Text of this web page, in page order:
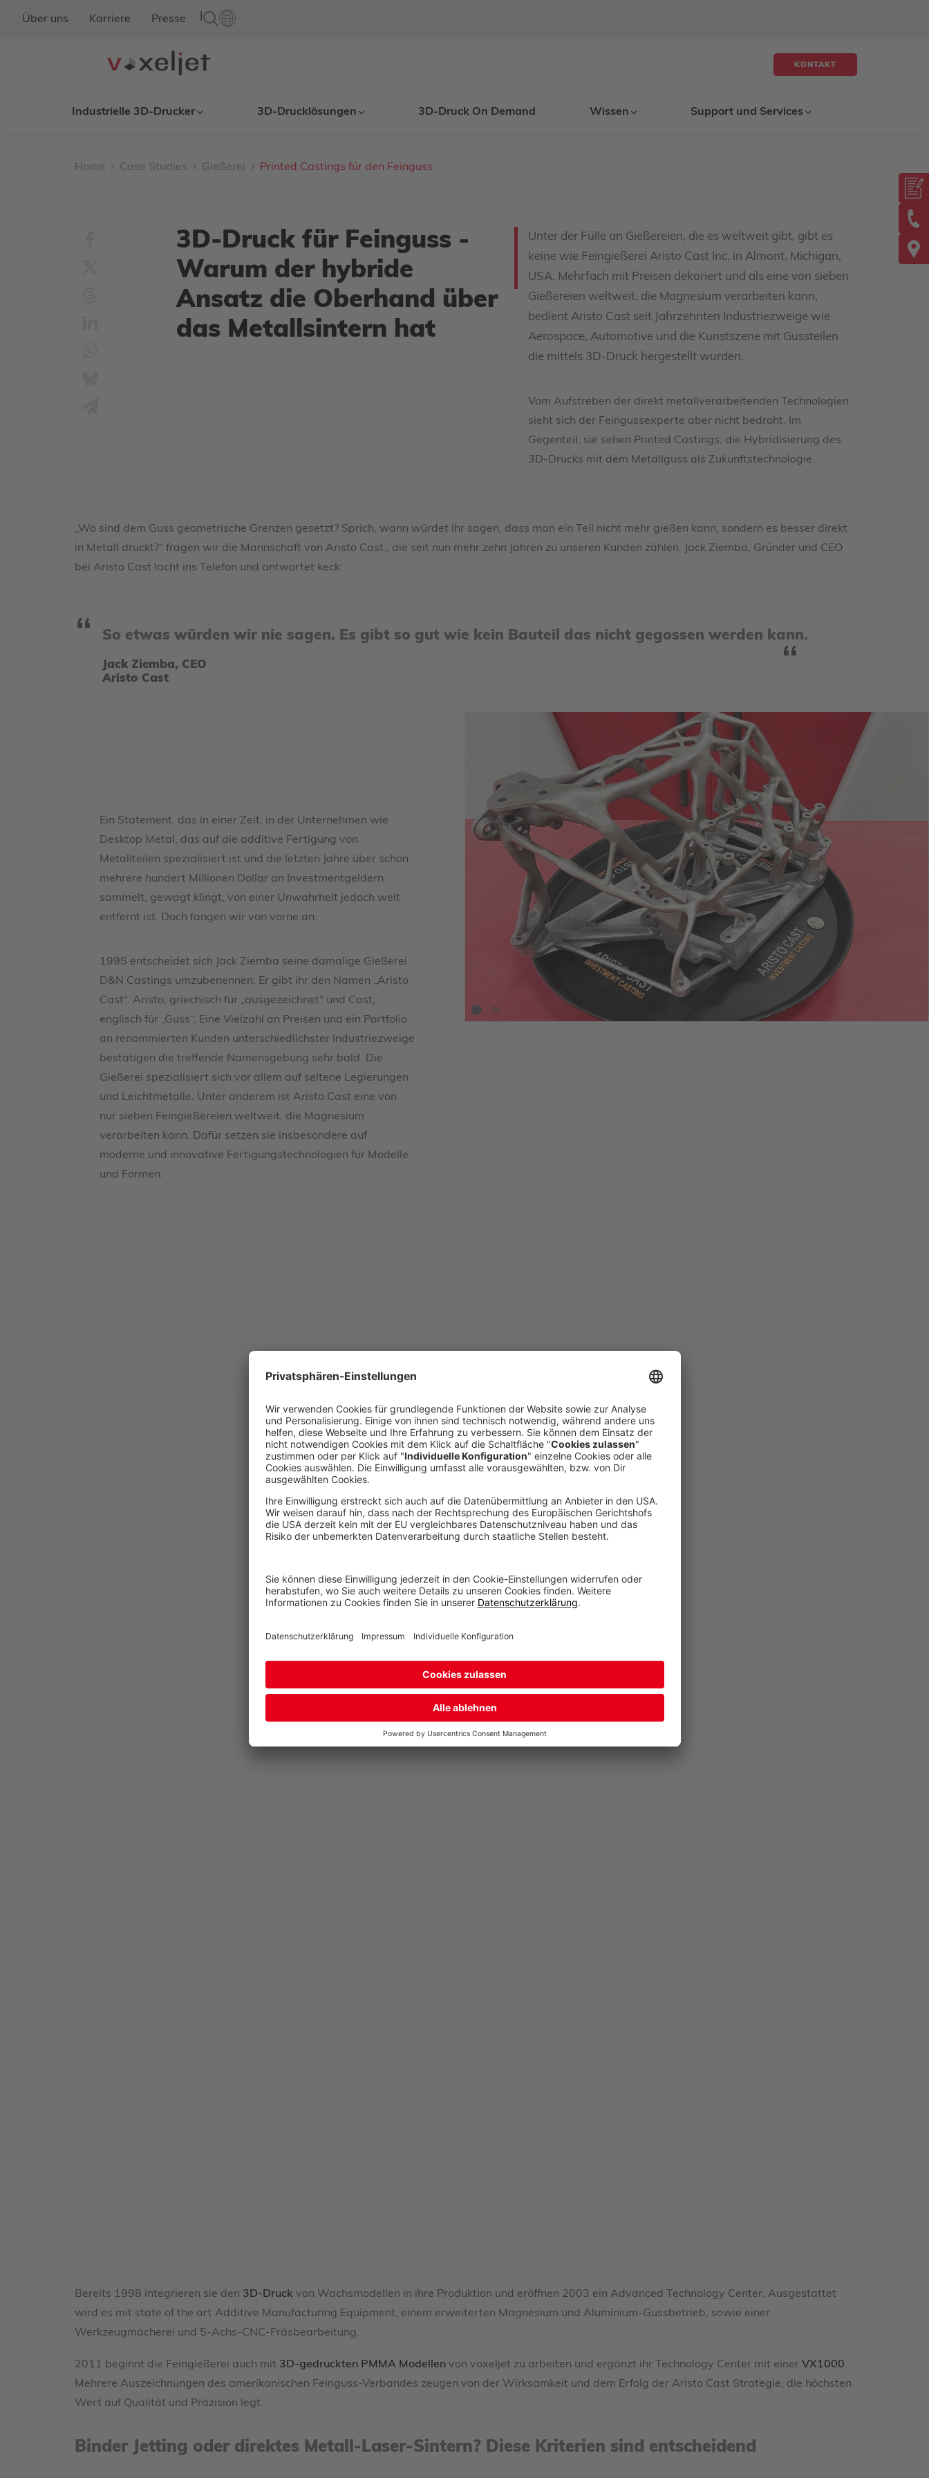
Über uns Karriere Presse
Industrielle 3D-Drucker 3D-Drucklösungen 3D-Druck On Demand Wissen Support und Services
KONTAKT
Home Case Studies Gießerei Printed Castings für den Feinguss
3D-Druck für Feinguss -
Warum der hybride
Ansatz die Oberhand über
das Metallsintern hat
Unter der Fülle an Gießereien, die es weltweit gibt, gibt es
keine wie Feingießerei Aristo Cast Inc. in Almont, Michigan,
USA. Mehrfach mit Preisen dekoriert und als eine von sieben
Gießereien weltweit, die Magnesium verarbeiten kann,
bedient Aristo Cast seit Jahrzehnten Industriezweige wie
Aerospace, Automotive und die Kunstszene mit Gussteilen
die mittels 3D-Druck hergestellt wurden.
Vom Aufstreben der direkt metallverarbeitenden Technologien
sieht sich der Feingussexperte aber nicht bedroht. Im
Gegenteil: sie sehen Printed Castings, die Hybridisierung des
3D-Drucks mit dem Metallguss als Zukunftstechnologie.
„Wo sind dem Guss geometrische Grenzen gesetzt? Sprich, wann würdet ihr sagen, dass man ein Teil nicht mehr gießen kann, sondern es besser direkt
in Metall druckt?“ fragen wir die Mannschaft von Aristo Cast., die seit nun mehr zehn Jahren zu unseren Kunden zählen. Jack Ziemba, Gründer und CEO
bei Aristo Cast lacht ins Telefon und antwortet keck:
So etwas würden wir nie sagen. Es gibt so gut wie kein Bauteil das nicht gegossen werden kann.
Jack Ziemba, CEO
Aristo Cast
Ein Statement, das in einer Zeit, in der Unternehmen wie
Desktop Metal, das auf die additive Fertigung von
Metallteilen spezialisiert ist und die letzten Jahre über schon
mehrere hundert Millionen Dollar an Investmentgeldern
sammelt, gewagt klingt, von einer Unwahrheit jedoch weit
entfernt ist. Doch fangen wir von vorne an:
1995 entscheidet sich Jack Ziemba seine damalige Gießerei
D&N Castings umzubenennen. Er gibt ihr den Namen „Aristo
Cast“. Aristo, griechisch für „ausgezeichnet“ und Cast,
englisch für „Guss“. Eine Vielzahl an Preisen und ein Portfolio
an renommierten Kunden unterschiedlichster Industriezweige
bestätigen die treffende Namensgebung sehr bald. Die
Gießerei spezialisiert sich vor allem auf seltene Legierungen
und Leichtmetalle. Unter anderem ist Aristo Cast eine von
nur sieben Feingießereien weltweit, die Magnesium
verarbeiten kann. Dafür setzen sie insbesondere auf
moderne und innovative Fertigungstechnologien für Modelle
und Formen.
Bereits 1998 integrieren sie den 3D-Druck von Wachsmodellen in ihre Produktion und eröffnen 2003 ein Advanced Technology Center. Ausgestattet
wird es mit state of the art Additive Manufacturing Equipment, einem erweiterten Magnesium und Aluminium-Gussbetrieb, sowie einer
Werkzeugmacherei und 5-Achs-CNC-Fräsbearbeitung.
2011 beginnt die Feingießerei auch mit 3D-gedruckten PMMA Modellen von voxeljet zu arbeiten und ergänzt ihr Technology Center mit einer VX1000.
Mehrere Auszeichnungen des amerikanischen Feinguss-Verbandes zeugen von der Wirksamkeit und dem Erfolg der Aristo Cast Strategie, die höchsten
Wert auf Qualität und Präzision legt.
Binder Jetting oder direktes Metall-Laser-Sintern? Diese Kriterien sind entscheidend